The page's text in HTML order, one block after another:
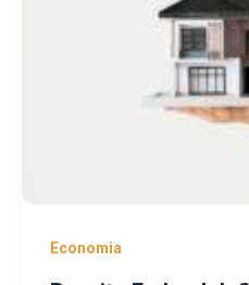
Economia